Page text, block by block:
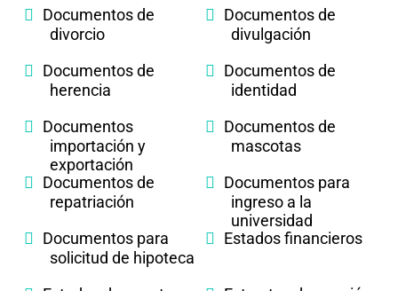
Documentos de
divorcio
Documentos de
divulgación
Documentos de
herencia
Documentos de
identidad
Documentos
importación y
exportación
Documentos de
mascotas
Documentos de
repatriación
Documentos para
ingreso a la
universidad
Documentos para
solicitud de hipoteca
Estados financieros